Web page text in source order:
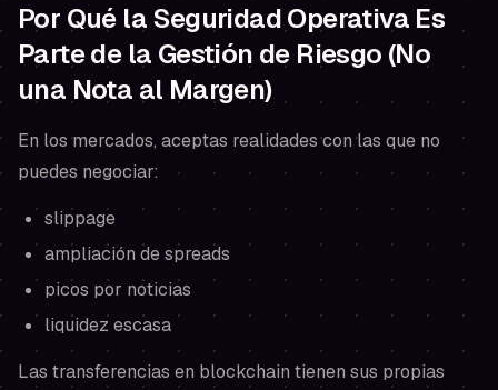
Por Qué la Seguridad Operativa Es
Parte de la Gestión de Riesgo (No
una Nota al Margen)
En los mercados, aceptas realidades con las que no
puedes negociar:
slippage
ampliación de spreads
picos por noticias
liquidez escasa
Las transferencias en blockchain tienen sus propias